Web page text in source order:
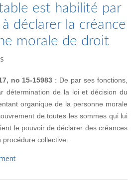
est habilité par
déclarer la créance
morale de droit
no 15-15983 : De par ses fonctions,
détermination de la loi et décision du
organique de la personne morale
de toutes les sommes qui lui
le pouvoir de déclarer des créances
collective.